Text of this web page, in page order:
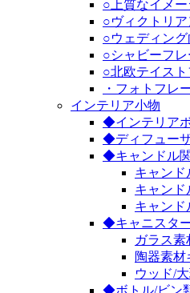
○上質なイメ
○ヴィクトリ
○ウェディン
○シャビーフレ
○北欧テイスト
・フォトフレ
インテリア小物
◆インテリア
◆ディフュー
◆キャンドル
キャンド
キャンド
キャンド
◆キャニスタ
ガラス素
陶器素材
ウッド/
◆ボトル/ビン